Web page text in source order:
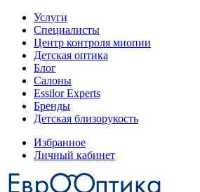
Услуги
Специалисты
Центр контроля миопии
Детская оптика
Блог
Салоны
Essilor Experts
Бренды
Детская близорукость
Избранное
Личный кабинет